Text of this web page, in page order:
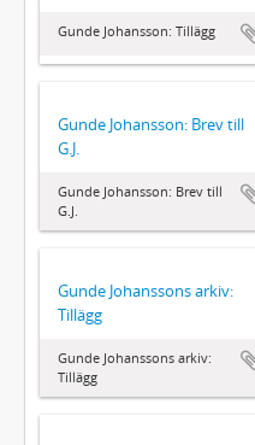
Gunde Johansson: Tillägg
Gunde Johansson: Brev till
G.J.
Gunde Johansson: Brev till
G.J.
Gunde Johanssons arkiv:
Tillägg
Gunde Johanssons arkiv:
Tillägg